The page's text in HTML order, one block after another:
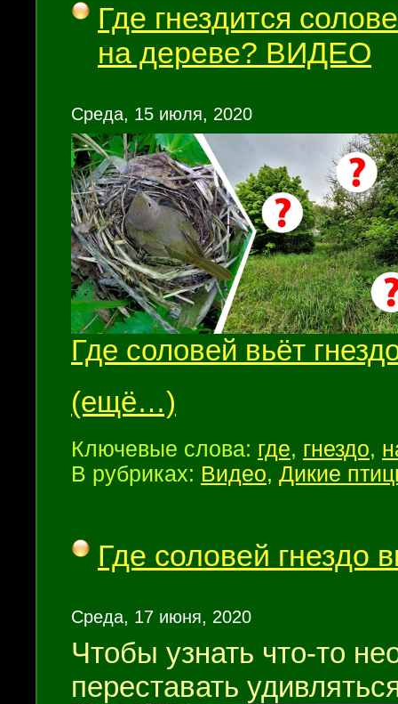
Где гнездится
на дереве? ВИДЕО
Среда, 15 июля, 2020
Где соловей вьёт
(ещё…)
Ключевые слова: где, гнездо,
В рубриках: Видео, Дикие
Где соловей гнездо
Среда, 17 июня, 2020
Чтобы узнать что-то
переставать